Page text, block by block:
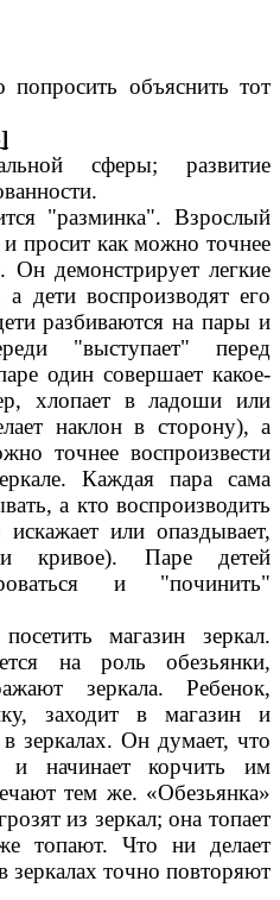
объяснить тот
сферы; развитие
"разминка". Взрослый
и просит как можно точнее
Он демонстрирует легкие
дети воспроизводят его
разбиваются на пары и
"выступает" перед
один совершает какое-
хлопает в ладоши или
наклон в сторону), а
точнее воспроизвести
Каждая пара сама
а кто воспроизводить
или опаздывает,
кривое). Паре детей
и "починить"
магазин зеркал.
на роль обезьянки,
зеркала. Ребенок,
заходит в магазин и
зеркалах. Он думает, что
и начинает корчить им
тем же. «Обезьянка»
из зеркал; она топает
топают. Что ни делает
зеркалах точно повторяют